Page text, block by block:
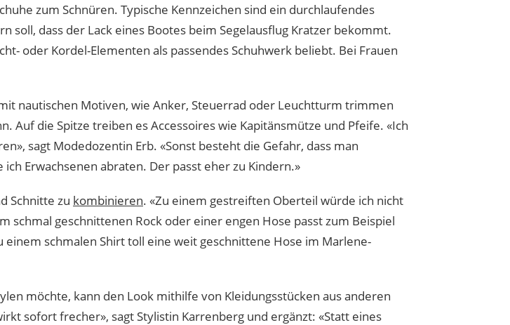
zum Schnüren. Typische Kennzeichen sind ein durchlaufendes
soll, dass der Lack eines Bootes beim Segelausflug Kratzer bekommt.
oder Kordel-Elementen als passendes Schuhwerk beliebt. Bei Frauen
nautischen Motiven, wie Anker, Steuerrad oder Leuchtturm trimmen
Auf die Spitze treiben es Accessoires wie Kapitänsmütze und Pfeife. «Ich
sagt Modedozentin Erb. «Sonst besteht die Gefahr, dass man
Erwachsenen abraten. Der passt eher zu Kindern.»
Schnitte zu kombinieren. «Zu einem gestreiften Oberteil würde ich nicht
schmal geschnittenen Rock oder einer engen Hose passt zum Beispiel
schmalen Shirt toll eine weit geschnittene Hose im Marlene-
möchte, kann den Look mithilfe von Kleidungsstücken aus anderen
sofort frecher», sagt Stylistin Karrenberg und ergänzt: «Statt eines